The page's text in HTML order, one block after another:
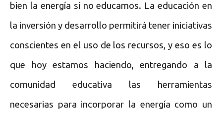
bien la energía si no educamos. La educación en
la inversión y desarrollo permitirá tener iniciativas
conscientes en el uso de los recursos, y eso es lo
que hoy estamos haciendo, entregando a la
comunidad educativa las herramientas
necesarias para incorporar la energía como un